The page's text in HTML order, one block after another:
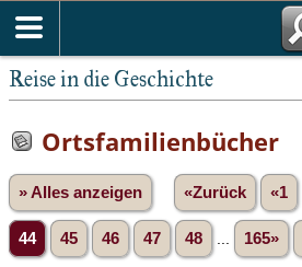
Reise in die Geschichte
Ortsfamilienbücher
» Alles anzeigen «Zurück «1
44 45 46 47 48 165»